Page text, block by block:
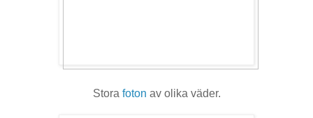
Stora foton av olika väder.